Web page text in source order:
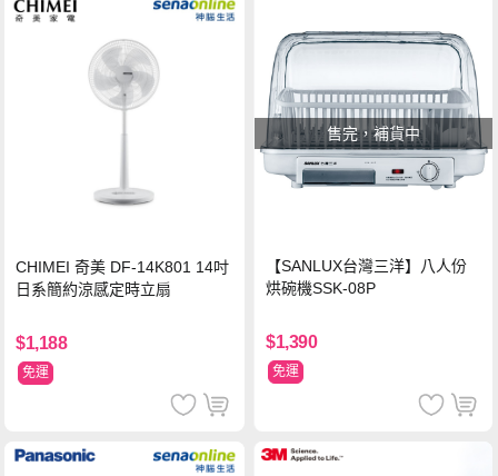
CHIMEI 奇美 DF-14K801 14吋
日系簡約涼感定時立扇
$1,188
免運
售完，補貨中
【SANLUX台灣三洋】八人份
烘碗機SSK-08P
$1,390
免運